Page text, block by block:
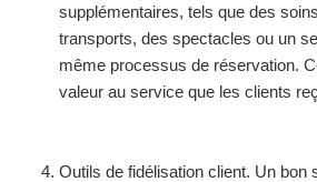
supplémentaires, tels que des
transports, des spectacles ou un
même processus de réservation.
valeur au service que les clients
Outils de fidélisation client. Un bon